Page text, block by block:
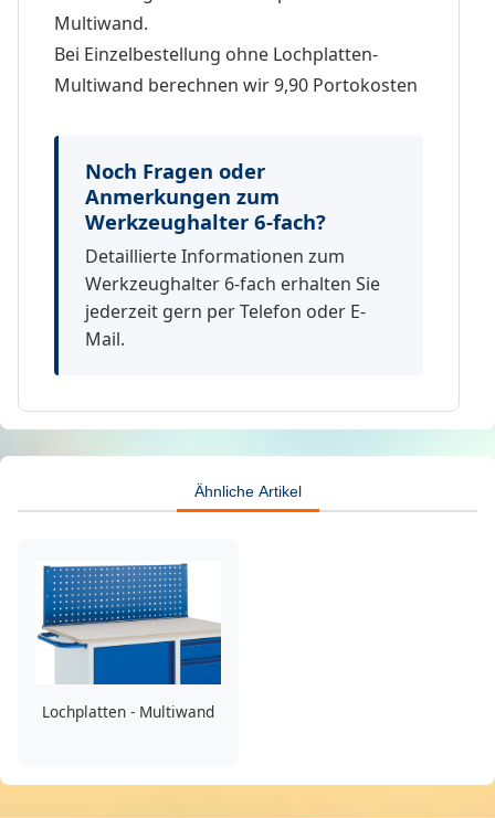
Multiwand.
Bei Einzelbestellung ohne Lochplatten-
Multiwand berechnen wir 9,90 Portokosten
Noch Fragen oder
Anmerkungen zum
Werkzeughalter 6-fach?
Detaillierte Informationen zum
Werkzeughalter 6-fach erhalten Sie
jederzeit gern per Telefon oder E-
Mail.
Ähnliche Artikel
Lochplatten - Multiwand